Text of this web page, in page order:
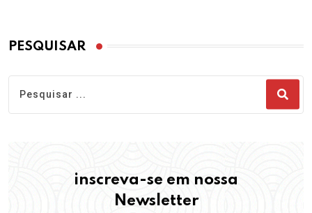
PESQUISAR
inscreva-se em nossa
Newsletter